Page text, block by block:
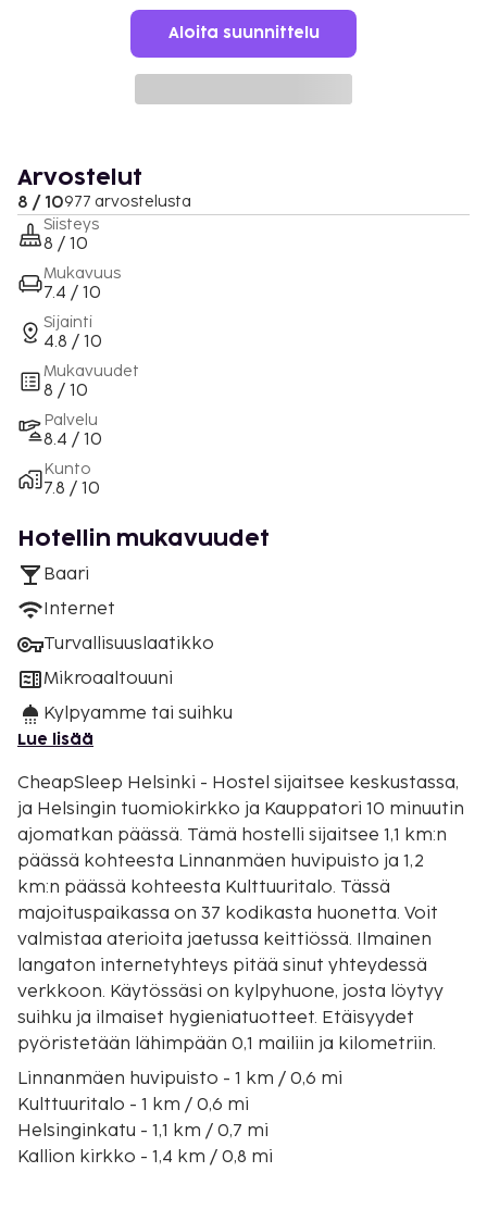
Aloita suunnittelu
Arvostelut
8 / 10977 arvostelusta
Siisteys
8 / 10
Mukavuus
7.4 / 10
Sijainti
4.8 / 10
Mukavuudet
8 / 10
Palvelu
8.4 / 10
Kunto
7.8 / 10
Hotellin mukavuudet
Baari
Internet
Turvallisuuslaatikko
Mikroaaltouuni
Kylpyamme tai suihku
Lue lisää
CheapSleep Helsinki - Hostel sijaitsee keskustassa,
ja Helsingin tuomiokirkko ja Kauppatori 10 minuutin
ajomatkan päässä. Tämä hostelli sijaitsee 1,1 km:n
päässä kohteesta Linnanmäen huvipuisto ja 1,2
km:n päässä kohteesta Kulttuuritalo. Tässä
majoituspaikassa on 37 kodikasta huonetta. Voit
valmistaa aterioita jaetussa keittiössä. Ilmainen
langaton internetyhteys pitää sinut yhteydessä
verkkoon. Käytössäsi on kylpyhuone, josta löytyy
suihku ja ilmaiset hygieniatuotteet. Etäisyydet
pyöristetään lähimpään 0,1 mailiin ja kilometriin.
Linnanmäen huvipuisto - 1 km / 0,6 mi
Kulttuuritalo - 1 km / 0,6 mi
Helsinginkatu - 1,1 km / 0,7 mi
Kallion kirkko - 1,4 km / 0,8 mi